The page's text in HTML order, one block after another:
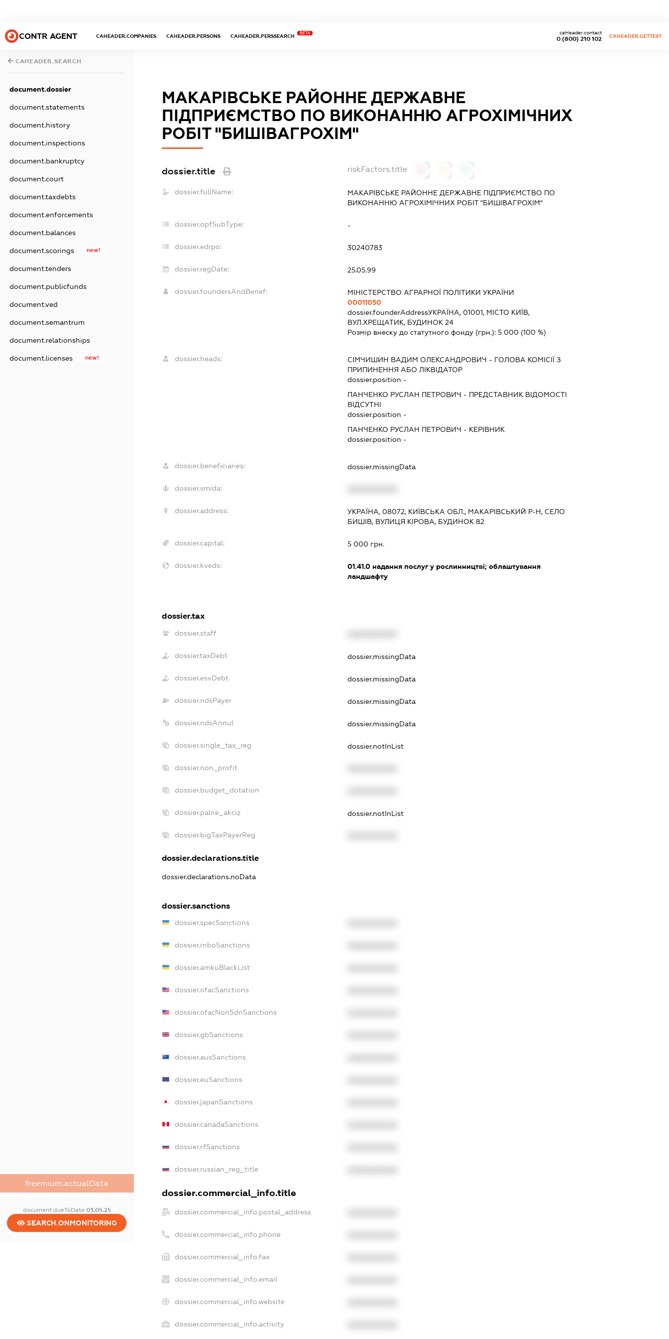
CONTR AGENT CAHEADER.COMPANIES CAHEADER.PERSONS CAHEADER.PERSSEARCH
BETA
0 (800) 210 102
caHeader.contact
CAHEADER.GETTEST
CAHEADER.SEARCH
document.dossier
document.statements
document.history
document.inspections
document.bankruptcy
document.court
document.taxdebts
document.enforcements
document.balances
document.scorings new!
document.tenders
document.publicfunds
document.ved
document.semantrum
document.relationships
document.licenses new!
freemium.actualData
document.dueToDate 03.05.25
SEARCH.ONMONITORING
МАКАРІВСЬКЕ РАЙОННЕ ДЕРЖАВНЕ
ПІДПРИЄМСТВО ПО ВИКОНАННЮ АГРОХІМІЧНИХ
РОБІТ "БИШІВАГРОХІМ"
dossier.title riskFactors.title
dossier.fullName:
МАКАРІВСЬКЕ РАЙОННЕ ДЕРЖАВНЕ ПІДПРИЄМСТВО ПО
ВИКОНАННЮ АГРОХІМІЧНИХ РОБІТ "БИШІВАГРОХІМ"
dossier.opfSubType: -
dossier.edrpo: 30240783
dossier.regDate: 25.05.99
dossier.foundersAndBenef:
МІНІСТЕРСТВО АГРАРНОЇ ПОЛІТИКИ УКРАЇНИ
00011050
dossier.founderAddressУКРАЇНА, 01001, МІСТО КИЇВ,
ВУЛ.ХРЕЩАТИК, БУДИНОК 24
Розмір внеску до статутного фонду (грн.): 5 000 (100 %)
dossier.heads: СІМЧИШИН ВАДИМ ОЛЕКСАНДРОВИЧ - ГОЛОВА КОМІСІЇ З
ПРИПИНЕННЯ АБО ЛІКВІДАТОР
dossier.position -
ПАНЧЕНКО РУСЛАН ПЕТРОВИЧ - ПРЕДСТАВНИК ВІДОМОСТІ
ВІДСУТНІ
dossier.position -
ПАНЧЕНКО РУСЛАН ПЕТРОВИЧ - КЕРІВНИК
dossier.position -
dossier.beneficiaries: dossier.missingData
dossier.smida:
dossier.address:
УКРАЇНА, 08072, КИЇВСЬКА ОБЛ., МАКАРІВСЬКИЙ Р-Н, СЕЛО
БИШІВ, ВУЛИЦЯ КІРОВА, БУДИНОК 82
dossier.capital: 5 000 грн.
dossier.kveds: 01.41.0надання послуг у рослинництві; облаштування
ландшафту
dossier.tax
dossier.staff
dossier.taxDebt dossier.missingData
dossier.esvDebt dossier.missingData
dossier.ndsPayer dossier.missingData
dossier.ndsAnnul dossier.missingData
dossier.single_tax_reg dossier.notInList
dossier.non_profit
dossier.budget_dotation
dossier.palne_akciz dossier.notInList
dossier.bigTaxPayerReg
dossier.declarations.title
dossier.declarations.noData
dossier.sanctions
dossier.specSanctions
dossier.rnboSanctions
dossier.amkuBlackList
dossier.ofacSanctions
dossier.ofacNonSdnSanctions
dossier.gbSanctions
dossier.ausSanctions
dossier.euSanctions
dossier.japanSanctions
dossier.canadaSanctions
dossier.rfSanctions
dossier.russian_reg_title
dossier.commercial_info.title
dossier.commercial_info.postal_address
dossier.commercial_info.phone
dossier.commercial_info.fax
dossier.commercial_info.email
dossier.commercial_info.website
dossier.commercial_info.activity